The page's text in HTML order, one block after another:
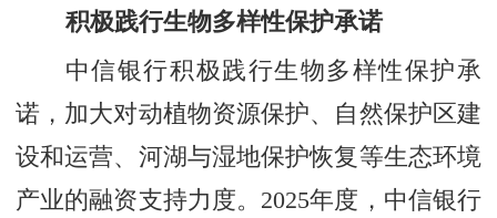
积极践行生物多样性保护承诺
中信银行积极践行生物多样性保护承
诺，加大对动植物资源保护、自然保护区建
设和运营、河湖与湿地保护恢复等生态环境
产业的融资支持力度。2025年度，中信银行